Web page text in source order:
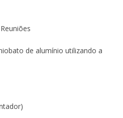
de alumínio utilizando a